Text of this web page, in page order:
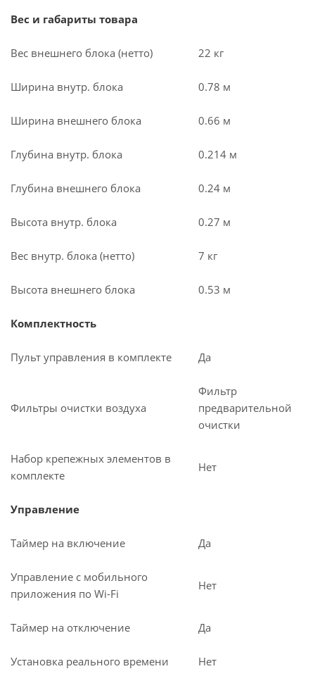
Вес и габариты товара
Вес внешнего блока (нетто) 22 кг
Ширина внутр. блока 0.78 м
Ширина внешнего блока 0.66 м
Глубина внутр. блока 0.214 м
Глубина внешнего блока 0.24 м
Высота внутр. блока 0.27 м
Вес внутр. блока (нетто) 7 кг
Высота внешнего блока 0.53 м
Комплектность
Пульт управления в комплекте Да
Фильтры очистки воздуха
Фильтр
предварительной
очистки
Набор крепежных элементов в
комплекте
Нет
Управление
Таймер на включение Да
Управление c мобильного
приложения по Wi-Fi
Нет
Таймер на отключение Да
Установка реального времени Нет